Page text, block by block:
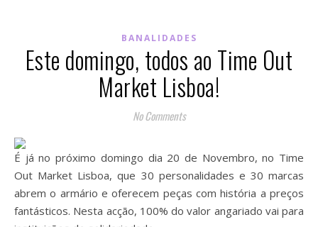
BANALIDADES
Este domingo, todos ao Time Out
Market Lisboa!
No Comments
É já no próximo domingo dia 20 de Novembro, no Time
Out Market Lisboa, que 30 personalidades e 30 marcas
abrem o armário e oferecem peças com história a preços
fantásticos. Nesta acção, 100% do valor angariado vai para